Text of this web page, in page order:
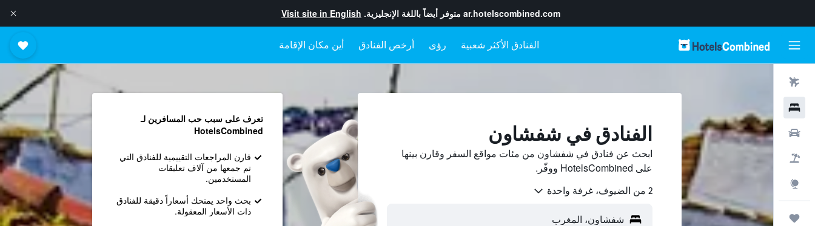
ar.hotelscombined.com متوفر أيضاً باللغة الإنجليزية. Visit site in English
رؤى أرخص الفنادق أين مكان الإقامة
سيارات
حزم العروض
رحلات
الفنادق في شفشاون
ابحث عن فنادق في شفشاون من مئات مواقع السفر وقارن بينها
على HotelsCombined ووفّر.
2 من الضيوف، غرفة واحدة
تعرف على سبب حب المسافرين لـ
HotelsCombined
قارن المراجعات التقييمية للفنادق التي
تم جمعها من آلاف تعليقات
المستخدمين.
بحث واحد يمنحك أسعاراً دقيقة للفنادق
ذات الأسعار المعقولة.